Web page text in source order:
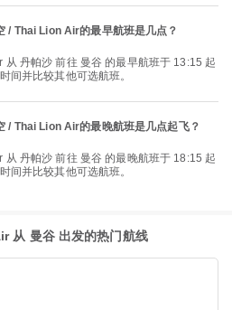
/ Thai Lion Air的最早航班是几点？
间并比较其他可选航班。
/ Thai Lion Air的最晚航班是几点起飞？
间并比较其他可选航班。
从 曼谷 出发的热门航线